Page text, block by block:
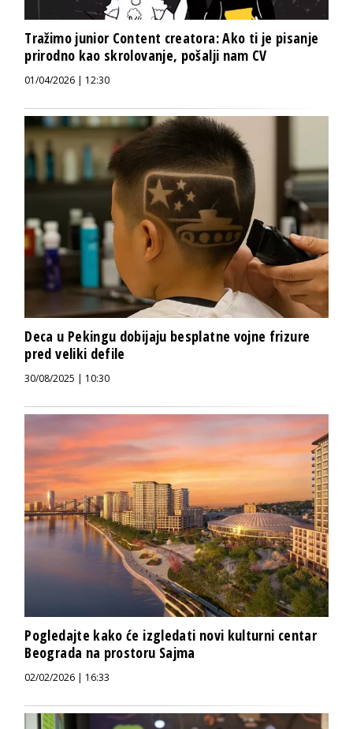
Tražimo junior Content creatora: Ako ti je pisanje
prirodno kao skrolovanje, pošalji nam CV
01/04/2026 | 12:30
Deca u Pekingu dobijaju besplatne vojne frizure
pred veliki defile
30/08/2025 | 10:30
Pogledajte kako će izgledati novi kulturni centar
Beograda na prostoru Sajma
02/02/2026 | 16:33